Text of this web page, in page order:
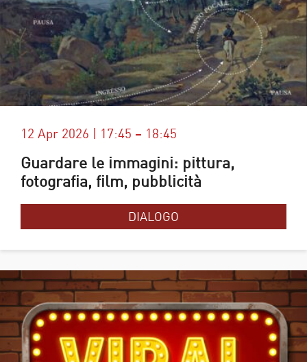
12 Apr 2026 | 17:45 – 18:45
Guardare le immagini: pittura,
fotografia, film, pubblicità
DIALOGO